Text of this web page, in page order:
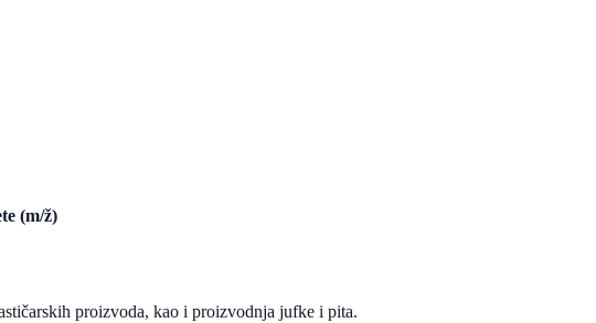
(m/ž)
proizvoda, kao i proizvodnja jufke i pita.